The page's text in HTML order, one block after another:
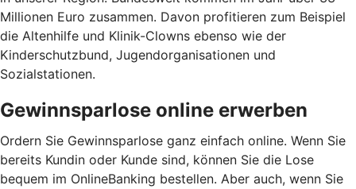
Millionen Euro zusammen. Davon profitieren zum Beispiel
die Altenhilfe und Klinik-Clowns ebenso wie der
Kinderschutzbund, Jugendorganisationen und
Sozialstationen.
Gewinnsparlose online erwerben
Ordern Sie Gewinnsparlose ganz einfach online. Wenn Sie
bereits Kundin oder Kunde sind, können Sie die Lose
bequem im OnlineBanking bestellen. Aber auch, wenn Sie